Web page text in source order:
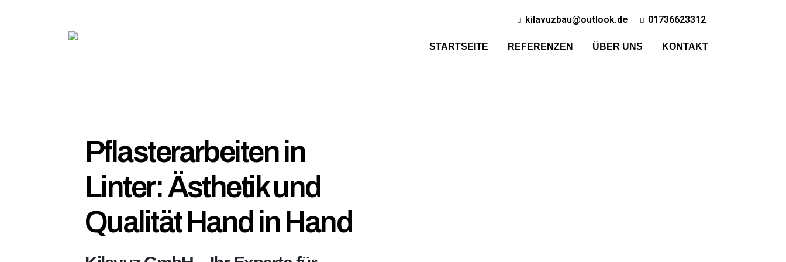
kilavuzbau@outlook.de 01736623312
STARTSEITE REFERENZEN ÜBER UNS KONTAKT
Pflasterarbeiten in
Linter: Ästhetik und
Qualität Hand in Hand